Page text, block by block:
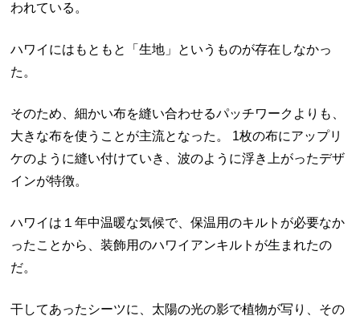
われている。
ハワイにはもともと「生地」というものが存在しなかっ
た。
そのため、細かい布を縫い合わせるパッチワークよりも、
大きな布を使うことが主流となった。 1枚の布にアップリ
ケのように縫い付けていき、波のように浮き上がったデザ
インが特徴。
ハワイは１年中温暖な気候で、保温用のキルトが必要なか
ったことから、装飾用のハワイアンキルトが生まれたの
だ。
干してあったシーツに、太陽の光の影で植物が写り、その